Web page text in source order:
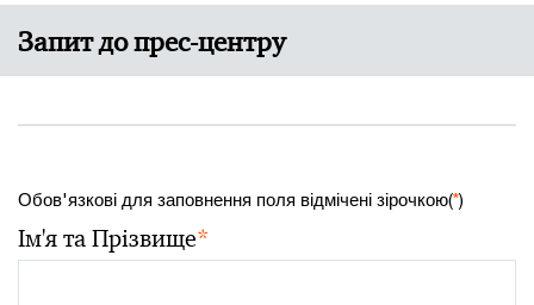
Запит до прес-центру
Обов'язкові для заповнення поля відмічені зірочкою(*)
Ім'я та Прізвище*